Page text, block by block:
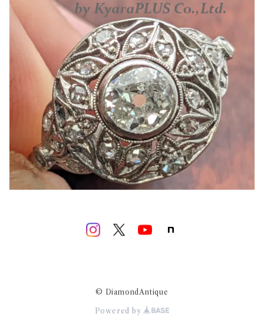
© DiamondAntique
Powered by